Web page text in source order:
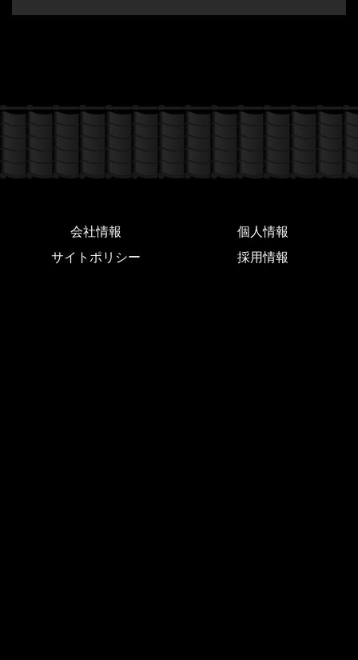
会社情報
個人情報
サイトポリシー
採用情報